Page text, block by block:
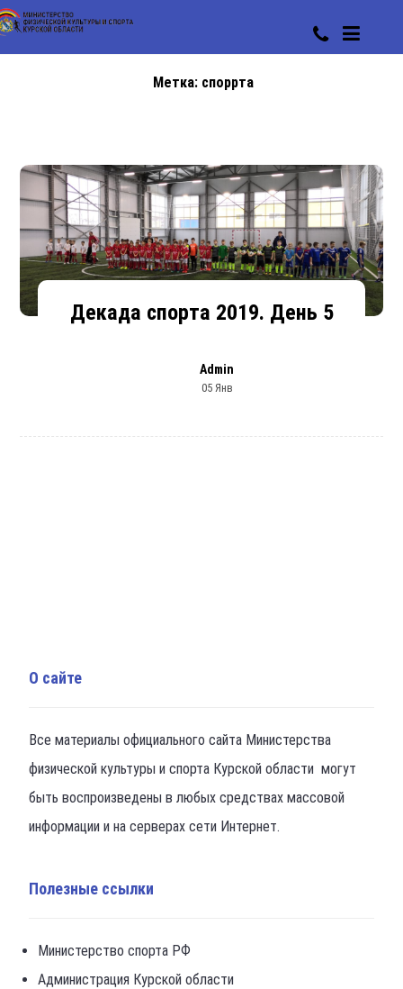
Метка: споррта
Декада спорта 2019. День 5
Admin
05 Янв
О сайте
Все материалы официального сайта Министерства
физической культуры и спорта Курской области могут
быть воспроизведены в любых средствах массовой
информации и на серверах сети Интернет.
Полезные ссылки
Министерство спорта РФ
Администрация Курской области